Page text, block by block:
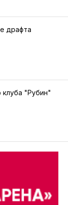
драфта
"Рубин"